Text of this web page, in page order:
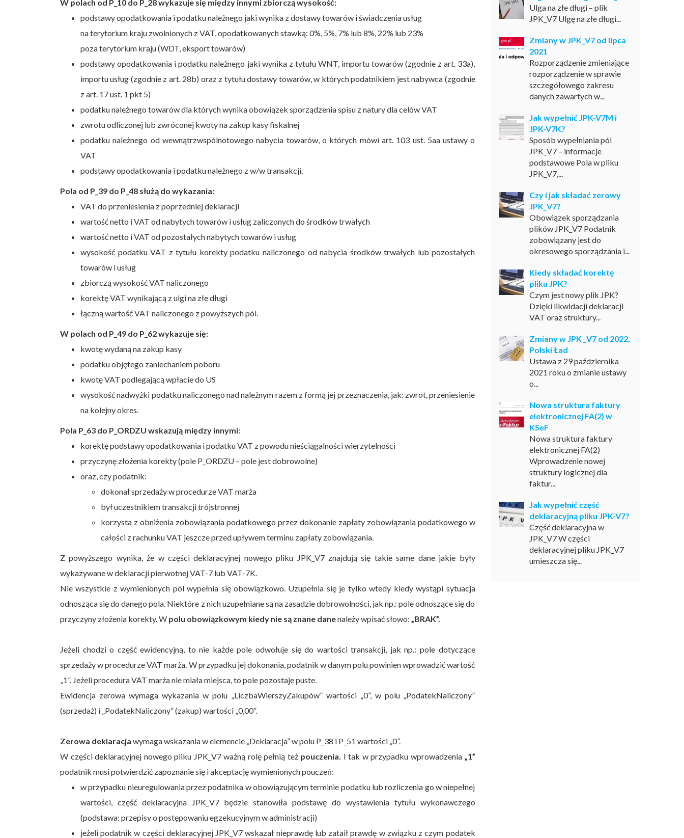
W polach od P_10 do P_28 wykazuje się między innymi zbiorczą wysokość:
podstawy opodatkowania i podatku należnego jaki wynika z dostawy towarów i świadczenia usług
na terytorium kraju zwolnionych z VAT, opodatkowanych stawką: 0%, 5%, 7% lub 8%, 22% lub 23%
poza terytorium kraju (WDT, eksport towarów)
podstawy opodatkowania i podatku należnego jaki wynika z tytułu WNT, importu towarów (zgodnie z art. 33a),
importu usług (zgodnie z art. 28b) oraz z tytułu dostawy towarów, w których podatnikiem jest nabywca (zgodnie
z art. 17 ust. 1 pkt 5)
podatku należnego towarów dla których wynika obowiązek sporządzenia spisu z natury dla celów VAT
zwrotu odliczonej lub zwróconej kwoty na zakup kasy fiskalnej
podatku należnego od wewnątrzwspólnotowego nabycia towarów, o których mówi art. 103 ust. 5aa ustawy o
VAT
podstawy opodatkowania i podatku należnego z w/w transakcji.
Pola od P_39 do P_48 służą do wykazania:
VAT do przeniesienia z poprzedniej deklaracji
wartość netto i VAT od nabytych towarów i usług zaliczonych do środków trwałych
wartość netto i VAT od pozostałych nabytych towarów i usług
wysokość podatku VAT z tytułu korekty podatku naliczonego od nabycia środków trwałych lub pozostałych
towarów i usług
zbiorczą wysokość VAT naliczonego
korektę VAT wynikającą z ulgi na złe długi
łączną wartość VAT naliczonego z powyższych pól.
W polach od P_49 do P_62 wykazuje się:
kwotę wydaną na zakup kasy
podatku objętego zaniechaniem poboru
kwotę VAT podlegającą wpłacie do US
wysokość nadwyżki podatku naliczonego nad należnym razem z formą jej przeznaczenia, jak: zwrot, przeniesienie
na kolejny okres.
Pola P_63 do P_ORDZU wskazują między innymi:
korektę podstawy opodatkowania i podatku VAT z powodu nieściągalności wierzytelności
przyczynę złożenia korekty (pole P_ORDZU – pole jest dobrowolne)
oraz, czy podatnik:
dokonał sprzedaży w procedurze VAT marża
był uczestnikiem transakcji trójstronnej
korzysta z obniżenia zobowiązania podatkowego przez dokonanie zapłaty zobowiązania podatkowego w
całości z rachunku VAT jeszcze przed upływem terminu zapłaty zobowiązania.
Z powyższego wynika, że w części deklaracyjnej nowego pliku JPK_V7 znajdują się takie same dane jakie były
wykazywane w deklaracji pierwotnej VAT-7 lub VAT-7K.
Nie wszystkie z wymienionych pól wypełnia się obowiązkowo. Uzupełnia się je tylko wtedy kiedy wystąpi sytuacja
odnosząca się do danego pola. Niektóre z nich uzupełniane są na zasadzie dobrowolności, jak np.: pole odnoszące się do
przyczyny złożenia korekty. W polu obowiązkowym kiedy nie są znane danenależy wpisać słowo: „BRAK”.
Jeżeli chodzi o część ewidencyjną, to nie każde pole odwołuje się do wartości transakcji, jak np.: pole dotyczące
sprzedaży w procedurze VAT marża. W przypadku jej dokonania, podatnik w danym polu powinien wprowadzić wartość
„1”. Jeżeli procedura VAT marża nie miała miejsca, to pole pozostaje puste.
Ewidencja zerowa wymaga wykazania w polu „LiczbaWierszyZakupów” wartości „0”, w polu „PodatekNaliczony”
(sprzedaż) i „PodatekNaliczony” (zakup) wartości „0,00”.
Zerowa deklaracja wymaga wskazania w elemencie „Deklaracja” w polu P_38 i P_51 wartości „0”.
W części deklaracyjnej nowego pliku JPK_V7 ważną rolę pełnią teżpouczenia. I tak w przypadku wprowadzenia „1”
podatnik musi potwierdzić zapoznanie się i akceptację wymienionych pouczeń:
w przypadku nieuregulowania przez podatnika w obowiązującym terminie podatku lub rozliczenia go w niepełnej
wartości, część deklaracyjna JPK_V7 będzie stanowiła podstawę do wystawienia tytułu wykonawczego
(podstawa: przepisy o postępowaniu egzekucyjnym w administracji)
jeżeli podatnik w części deklaracyjnej JPK_V7 wskazał nieprawdę lub zataił prawdę w związku z czym podatek
Ulga na złe długi – plik
JPK_V7 Ulgę na złe długi...
Zmiany w JPK_V7 od lipca
2021
Rozporządzenie zmieniające
rozporządzenie w sprawie
szczegółowego zakresu
danych zawartych w...
Jak wypełnić JPK-V7M i
JPK-V7K?
Sposób wypełniania pól
JPK_V7 – informacje
podstawowe Pola w pliku
JPK_V7,...
Czy i jak składać zerowy
JPK_V7?
Obowiązek sporządzania
plików JPK_V7 Podatnik
zobowiązany jest do
okresowego sporządzania i...
Kiedy składać korektę
pliku JPK?
Czym jest nowy plik JPK?
Dzięki likwidacji deklaracji
VAT oraz struktury...
Zmiany w JPK _V7 od 2022,
Polski Ład
Ustawa z 29 października
2021 roku o zmianie ustawy
o...
Nowa struktura faktury
elektronicznej FA(2) w
KSeF
Nowa struktura faktury
elektronicznej FA(2)
Wprowadzenie nowej
struktury logicznej dla
faktur...
Jak wypełnić część
deklaracyjną pliku JPK-V7?
Część deklaracyjna w
JPK_V7 W części
deklaracyjnej pliku JPK_V7
umieszcza się...